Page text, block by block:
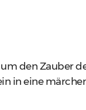
den Zauber
in eine